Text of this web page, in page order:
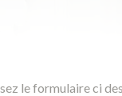
le formulaire ci